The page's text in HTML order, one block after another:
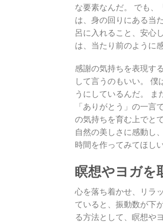
な要素なんだ。 でも、
は、身の回りにある当
呂に入れること、安心
は、当たり前のように
感謝の気持ちを表現す
して言うのもいい。
うにしているんだ。 ま
「ありがとう」の一
の気持ちを育む上でと
自然の美しさに感動し
時間を作ってみてほしい
瞑想やヨガを
心を落ち着かせ、リラ
ていると、振動数が下
る方法として、瞑想や